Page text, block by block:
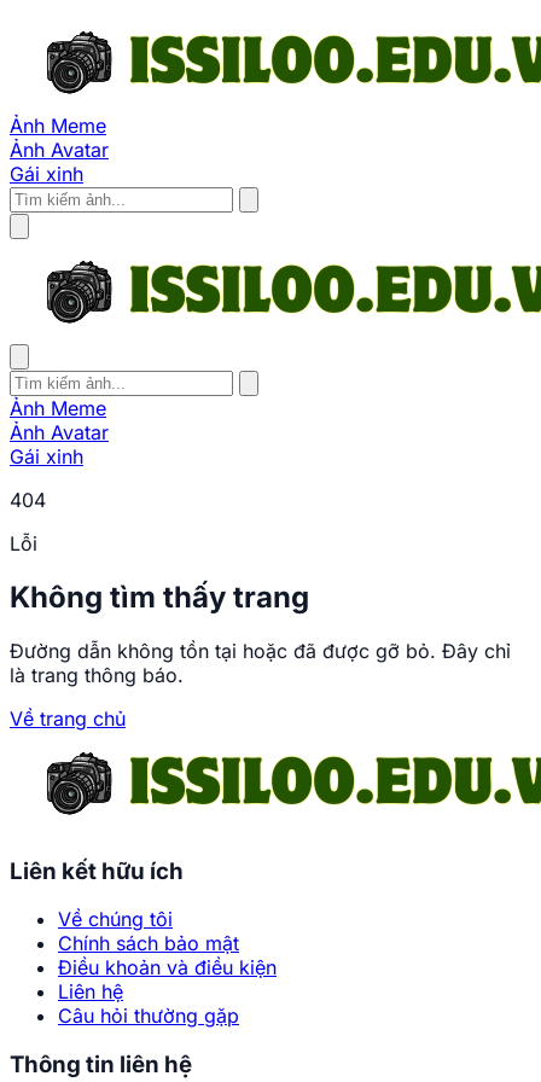
Ảnh Meme
Ảnh Avatar
Gái xinh
Ảnh Meme
Ảnh Avatar
Gái xinh
404
Lỗi
Không tìm thấy trang
Đường dẫn không tồn tại hoặc đã được gỡ bỏ. Đây chỉ
là trang thông báo.
Về trang chủ
Trang chủ
phim sex khiến fan không
thể rời mắt
Phạm Đức
Liên kết hữu ích
Về chúng tôi
Chính sách bảo mật
Điều khoản và điều kiện
Liên hệ
Câu hỏi thường gặp
Thông tin liên hệ